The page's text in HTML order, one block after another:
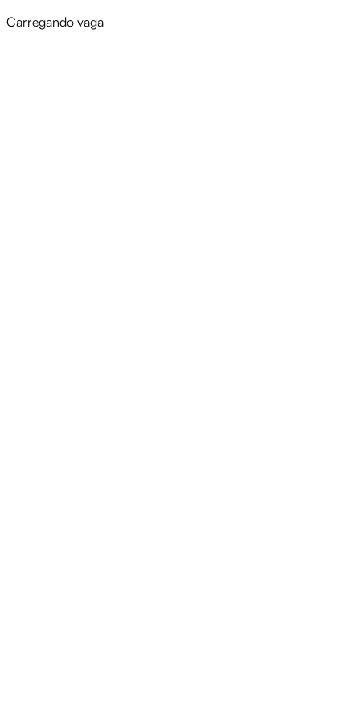
Carregando vaga